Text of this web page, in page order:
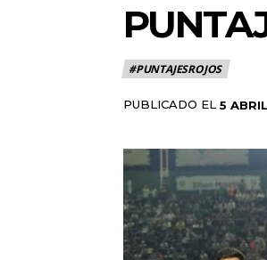
#PUNTAJESROJOS
PUBLICADO EL 5